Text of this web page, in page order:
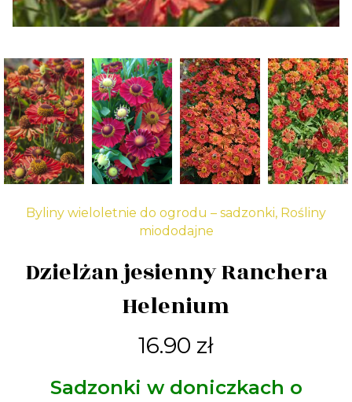
Byliny wieloletnie do ogrodu – sadzonki, Rośliny
miododajne
Dzielżan jesienny Ranchera
Helenium
16.90 zł
Sadzonki w doniczkach o